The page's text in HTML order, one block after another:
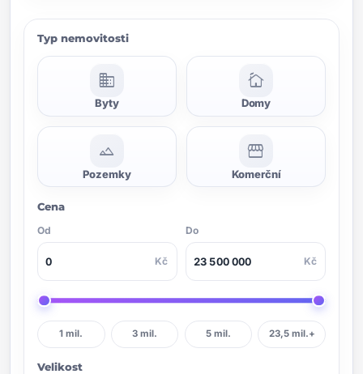
Typ nemovitosti
domain
Byty
cottage
Domy
landscape
Pozemky
storefront
Komerční
Cena
Od
Kč
Do
Kč
1 mil. 3 mil. 5 mil. 23,5 mil.+
Velikost